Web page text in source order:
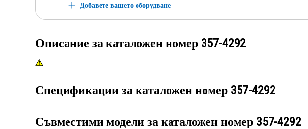
Добавете вашето оборудване
Описание за каталожен номер 357-4292
Спецификации за каталожен номер 357-4292
Съвместими модели за каталожен номер 357-4292